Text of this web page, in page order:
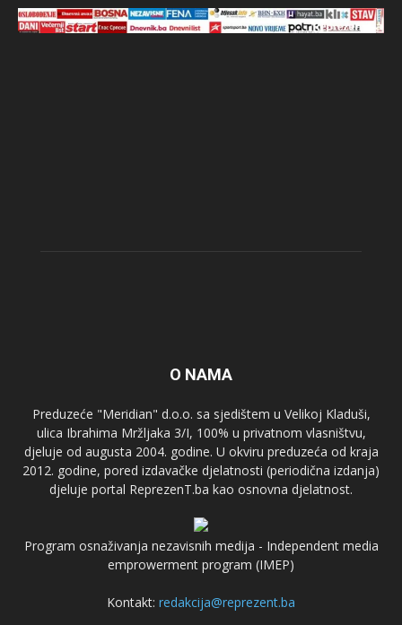
O NAMA
Preduzeće "Meridian" d.o.o. sa sjedištem u Velikoj Kladuši,
ulica Ibrahima Mržljaka 3/I, 100% u privatnom vlasništvu,
djeluje od augusta 2004. godine. U okviru preduzeća od kraja
2012. godine, pored izdavačke djelatnosti (periodična izdanja)
djeluje portal ReprezenT.ba kao osnovna djelatnost.
Program osnaživanja nezavisnih medija - Independent media
emprowerment program (IMEP)
Kontakt: redakcija@reprezent.ba